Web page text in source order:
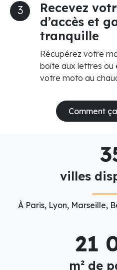
3
Recevez
d’accès et
tranquille
Récupérez votre
boîte aux lettres ou
votre moto au
Comment
villes
À Paris, Lyon, Marseille,
21
m² de